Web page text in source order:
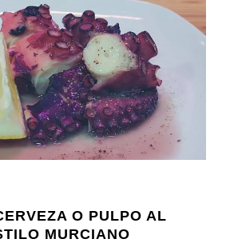
O PULPO AL
MURCIANO